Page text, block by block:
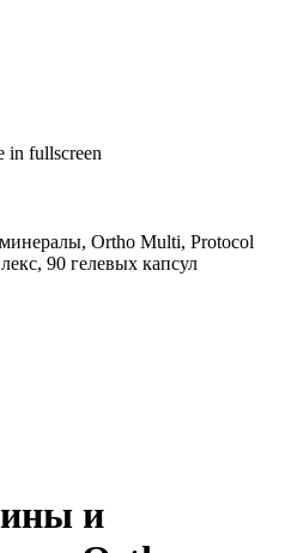
in fullscreen
и